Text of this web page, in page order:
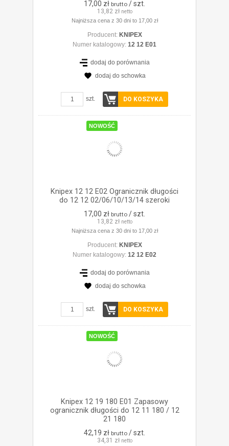
17,00 zł brutto / szt.
13,82 zł netto
Najniższa cena z 30 dni to 17,00 zł
Producent: KNIPEX
Numer katalogowy: 12 12 E01
dodaj do porównania
dodaj do schowka
szt. DO KOSZYKA
NOWOŚĆ
Knipex 12 12 E02 Ogranicznik długości
do 12 12 02/06/10/13/14 szeroki
17,00 zł brutto / szt.
13,82 zł netto
Najniższa cena z 30 dni to 17,00 zł
Producent: KNIPEX
Numer katalogowy: 12 12 E02
dodaj do porównania
dodaj do schowka
szt. DO KOSZYKA
NOWOŚĆ
Knipex 12 19 180 E01 Zapasowy
ogranicznik długości do 12 11 180 / 12
21 180
42,19 zł brutto / szt.
34,31 zł netto